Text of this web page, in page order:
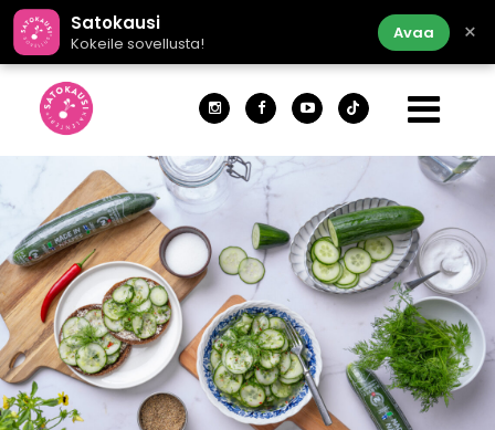
Satokausi
Kokeile sovellusta!
Avaa ×